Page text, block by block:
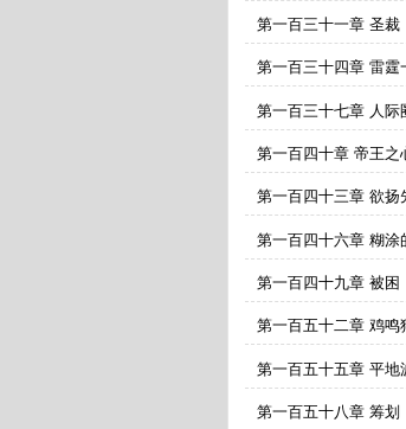
第一百三十一章 圣裁
第一百三十四章 雷霆
第一百三十七章 人际
第一百四十章 帝王之
第一百四十三章 欲扬
第一百四十六章 糊涂
第一百四十九章 被困
第一百五十二章 鸡鸣
第一百五十五章 平地
第一百五十八章 筹划